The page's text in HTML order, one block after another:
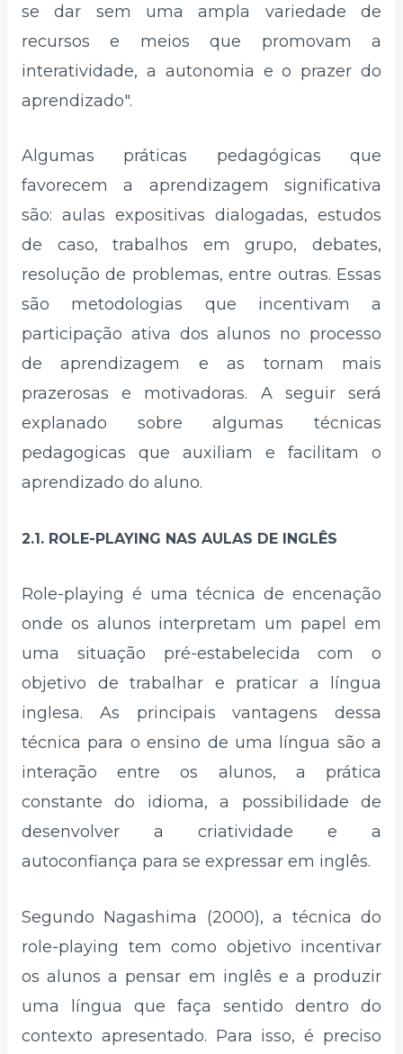
se dar sem uma ampla variedade de
recursos e meios que promovam a
interatividade, a autonomia e o prazer do
aprendizado".
Algumas práticas pedagógicas que
favorecem a aprendizagem significativa
são: aulas expositivas dialogadas, estudos
de caso, trabalhos em grupo, debates,
resolução de problemas, entre outras. Essas
são metodologias que incentivam a
participação ativa dos alunos no processo
de aprendizagem e as tornam mais
prazerosas e motivadoras. A seguir será
explanado sobre algumas técnicas
pedagogicas que auxiliam e facilitam o
aprendizado do aluno.
2.1. ROLE-PLAYING NAS AULAS DE INGLÊS
Role-playing é uma técnica de encenação
onde os alunos interpretam um papel em
uma situação pré-estabelecida com o
objetivo de trabalhar e praticar a língua
inglesa. As principais vantagens dessa
técnica para o ensino de uma língua são a
interação entre os alunos, a prática
constante do idioma, a possibilidade de
desenvolver a criatividade e a
autoconfiança para se expressar em inglês.
Segundo Nagashima (2000), a técnica do
role-playing tem como objetivo incentivar
os alunos a pensar em inglês e a produzir
uma língua que faça sentido dentro do
contexto apresentado. Para isso, é preciso